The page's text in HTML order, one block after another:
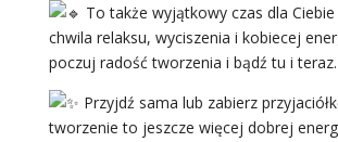
To także wyjątkowy czas dla
chwila relaksu, wyciszenia i kobiecej
poczuj radość tworzenia i bądź tu i teraz.
Przyjdź sama lub zabierz
tworzenie to jeszcze więcej dobrej